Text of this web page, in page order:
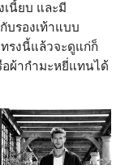
นี้ยบ และมี
บรองเท้าแบบ
ทรงนี้แล้วจะดูแก่ก็
อผ้ากำมะหยี่แทนได้